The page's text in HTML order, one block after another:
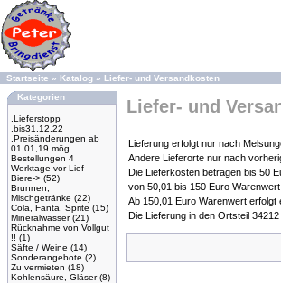
Startseite » Katalog » Liefer- und Versandkosten
Kategorien
.Lieferstopp
.bis31.12.22
.Preisänderungen ab
01,01,19 mög
Bestellungen 4
Werktage vor Lief
Biere-> (52)
Brunnen,
Mischgetränke (22)
Cola, Fanta, Sprite (15)
Mineralwasser(21)
Rücknahme von Vollgut
!! (1)
Säfte / Weine (14)
Sonderangebote (2)
Zu vermieten (18)
Kohlensäure, Gläser(8)
Liefer- und
Lieferung erfolgt nur nach
Andere Lieferorte nur nach
Die Lieferkosten betragen bis 50
von 50,01 bis 150 Euro
Ab 150,01 Euro Warenwert erfolgt
Die Lieferung in den Ortsteil